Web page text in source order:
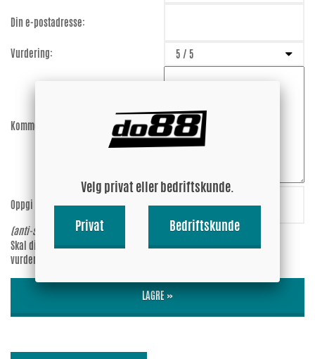
Din e-postadresse:
Vurdering:
Kommentar:
Oppgi kode:xcy6Vs
(anti-spam)
Skal din e-postadresse synes ved
vurderingen?
Ja
LAGRE »
Velg privat eller bedriftskunde.
Privat Bedriftskunde